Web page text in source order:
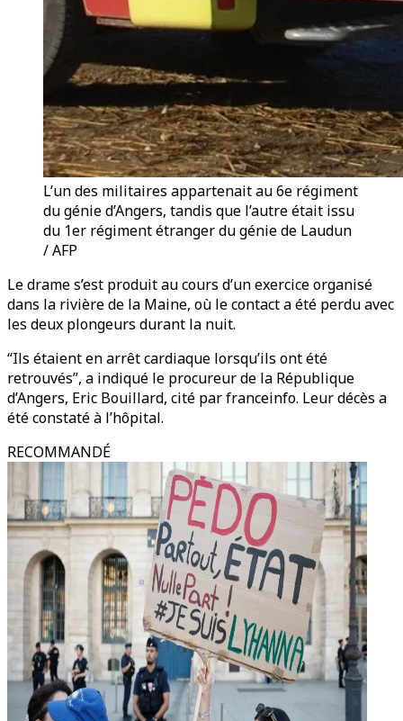
L’un des militaires appartenait au 6e régiment
du génie d’Angers, tandis que l’autre était issu
du 1er régiment étranger du génie de Laudun
/ AFP
Le drame s’est produit au cours d’un exercice organisé
dans la rivière de la Maine, où le contact a été perdu avec
les deux plongeurs durant la nuit.
“Ils étaient en arrêt cardiaque lorsqu’ils ont été
retrouvés”, a indiqué le procureur de la République
d’Angers, Eric Bouillard, cité par franceinfo. Leur décès a
été constaté à l’hôpital.
RECOMMANDÉ